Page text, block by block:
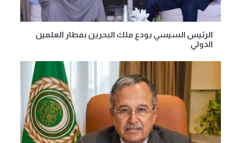
الرئيس السيسي يودع ملك البحرين بمطار العلمين
الدولي